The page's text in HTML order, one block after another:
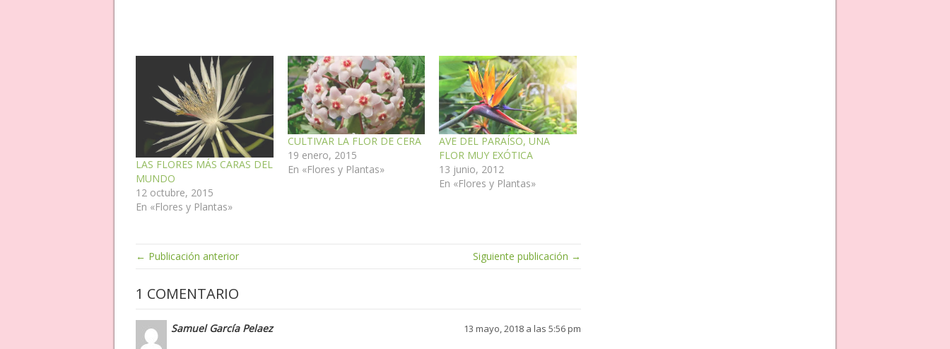
LAS FLORES MÁS CARAS DEL
MUNDO
12 octubre, 2015
En «Flores y Plantas»
CULTIVAR LA FLOR DE CERA
19 enero, 2015
En «Flores y Plantas»
AVE DEL PARAÍSO, UNA
FLOR MUY EXÓTICA
13 junio, 2012
En «Flores y Plantas»
← Publicación anterior Siguiente publicación →
1 COMENTARIO
Samuel García Pelaez 13 mayo, 2018 a las 5:56 pm